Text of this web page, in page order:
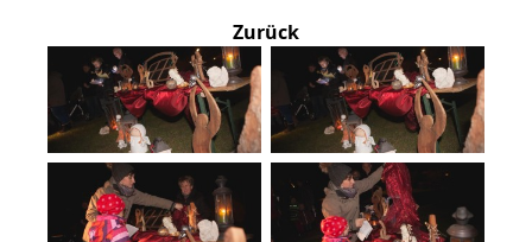
Zurück